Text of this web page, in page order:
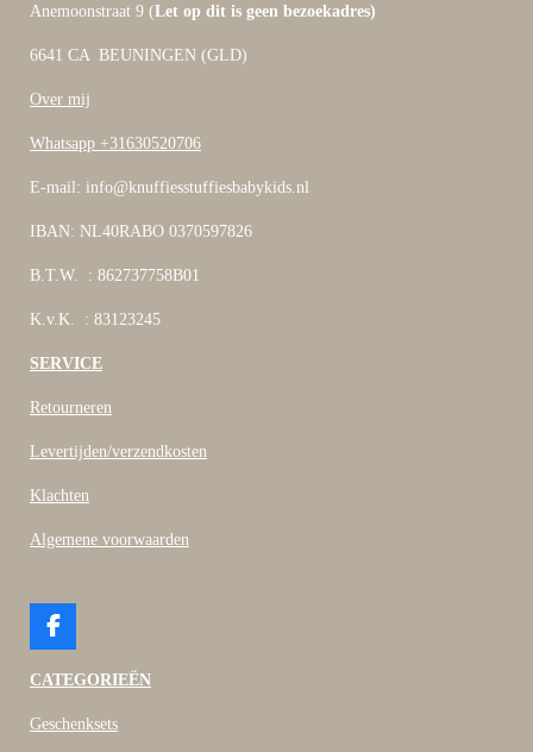
Anemoonstraat 9 (Let op dit is geen bezoekadres)
6641 CA BEUNINGEN (GLD)
Over mij
Whatsapp +31630520706
E-mail: info@knuffiesstuffiesbabykids.nl
IBAN: NL40RABO 0370597826
B.T.W. : 862737758B01
K.v.K. : 83123245
SERVICE
Retourneren
Levertijden/verzendkosten
Klachten
Algemene voorwaarden
F
c
b
CATEGORIEËN
Geschenksets